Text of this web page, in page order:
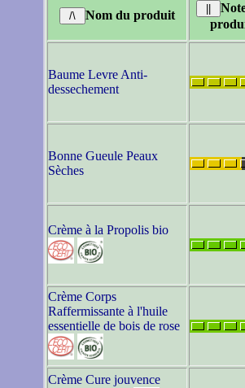
Nom du produit
Baume Levre Anti-
dessechement
Bonne Gueule Peaux
Sèches
Crème à la Propolis bio
Crème Corps
Raffermissante à l'huile
essentielle de bois de rose
Crème Cure jouvence